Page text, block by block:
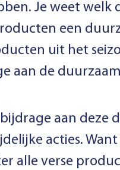
Je weet
een
uit het
aan de
aan
acties.
alle verse